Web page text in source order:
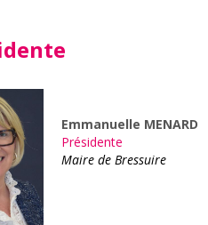
Emmanuelle MENARD
Présidente
Maire de Bressuire